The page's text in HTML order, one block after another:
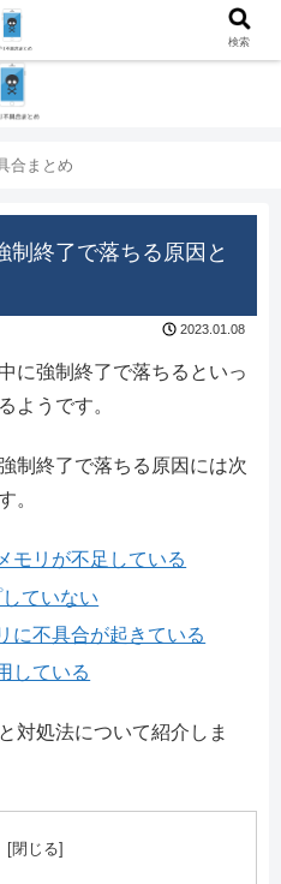
合まとめ
制終了で落ちる原因と
2023.01.08
に強制終了で落ちるといっ
ようです。
制終了で落ちる原因には次
。
モリが不足している
ていない
に不具合が起きている
している
対処法について紹介しま
検索